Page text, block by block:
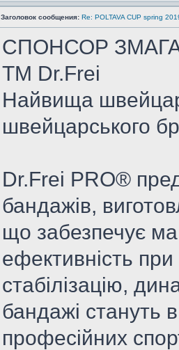
Заголовок сообщения: Re: POLTAVA CUP spring
СПОНСОР
TM Dr.Frei
Найвища
швейцарського
Dr.Frei PRO®
бандажів,
що забезпечує
ефективність при
стабілізацію,
бандажі стануть
професійних